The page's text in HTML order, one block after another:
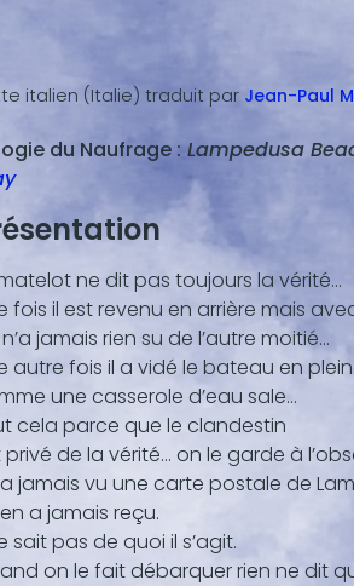
italien (Italie) traduit par Jean-Paul
du Naufrage : Lampedusa
ne dit pas toujours la vérité…
fois il est revenu en arrière mais
jamais rien su de l’autre moitié…
autre fois il a vidé le bateau en
une casserole d’eau sale…
cela parce que le clandestin
privé de la vérité… on le garde à
jamais vu une carte postale de
a jamais reçu.
sait pas de quoi il s’agit.
on le fait débarquer rien ne dit